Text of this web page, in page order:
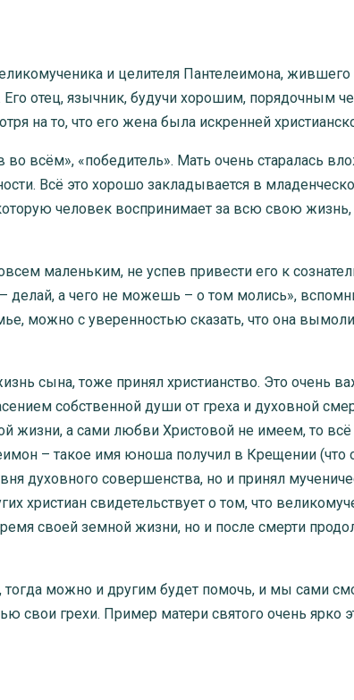
и целителя Пантелеимона,
отец, язычник, будучи хорошим, порядочным
на то, что его жена была искренней
всём», «победитель». Мать очень старалась
Всё это хорошо закладывается в
человек воспринимает за всю свою жизнь,
маленьким, не успев привести его к
делай, а чего не можешь – о том молись»,
можно с уверенностью сказать, что она
сына, тоже принял христианство. Это очень
собственной души от греха и духовной
жизни, а сами любви Христовой не имеем, то всё
– такое имя юноша получил в Крещении (что
духовного совершенства, но и принял
христиан свидетельствует о том, что
своей земной жизни, но и после смерти
можно и другим будет помочь, и мы сами
свои грехи. Пример матери святого очень ярко